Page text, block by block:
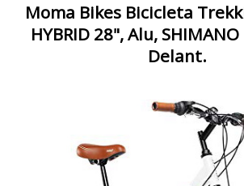
Moma Bikes Bicicleta
HYBRID 28", Alu,
Delant.